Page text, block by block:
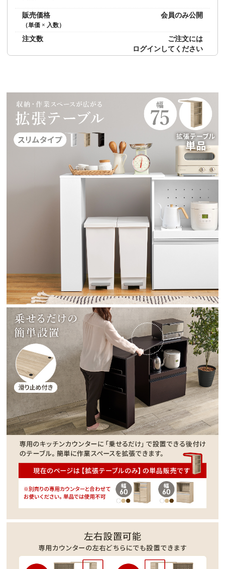
販売価格
（単価 × 入数）
会員のみ公開
注文数
ご注文には
ログインしてください